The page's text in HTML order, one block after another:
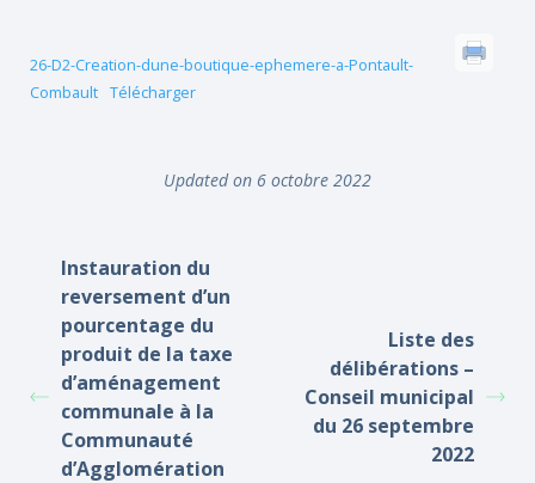
26-D2-Creation-dune-boutique-ephemere-a-Pontault-
Combault Télécharger
Updated on 6 octobre 2022
Instauration du
reversement d’un
pourcentage du
produit de la taxe
d’aménagement
communale à la
Communauté
d’Agglomération
Liste des
délibérations –
Conseil municipal
du 26 septembre
2022